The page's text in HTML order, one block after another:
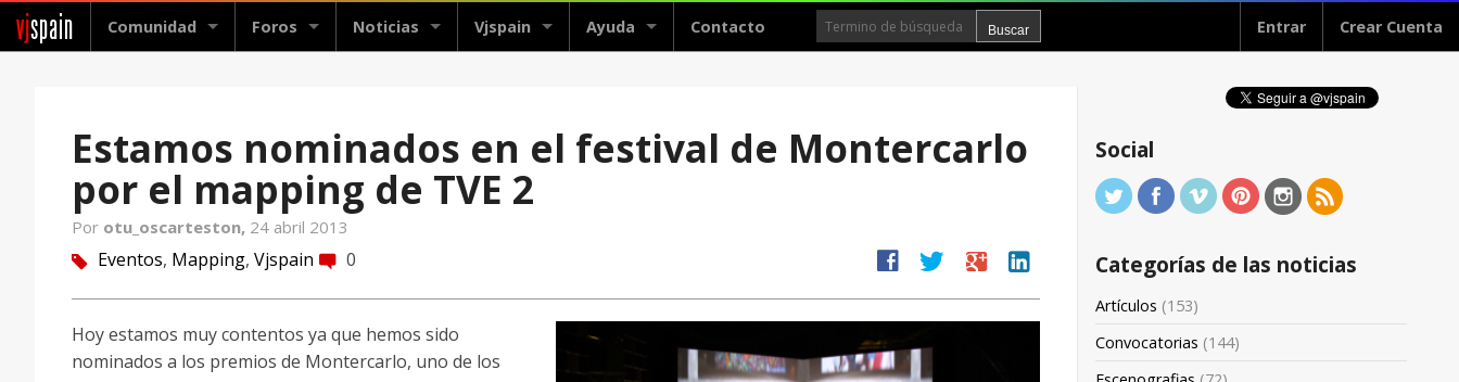
vjspain Comunidad Foros Noticias Vjspain Ayuda Contacto Entrar Crear Cuenta
Estamos nominados en el festival de Montercarlo
por el mapping de TVE 2
Por otu_oscarteston, 24 abril 2013
tag Eventos, Mapping, Vjspain comment 0 facebook twitter google linkedin
Hoy estamos muy contentos ya que hemos sido
nominados a los premios de Montercarlo, uno de los
Social
Categorías de las noticias
Artículos (153)
Convocatorias (144)